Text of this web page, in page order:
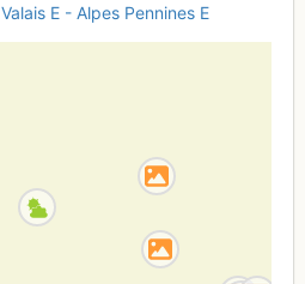
Valais E - Alpes Pennines E